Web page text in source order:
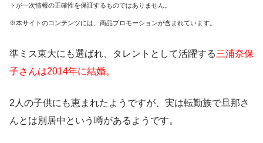
トが一次情報の正確性を保証するものではありません。
※本サイトのコンテンツには、商品プロモーションが含まれています。
準ミス東大にも選ばれ、タレントとして活躍する三浦奈保
子さんは2014年に結婚。
2人の子供にも恵まれたようですが、実は転勤族で旦那さ
んとは別居中という噂があるようです。